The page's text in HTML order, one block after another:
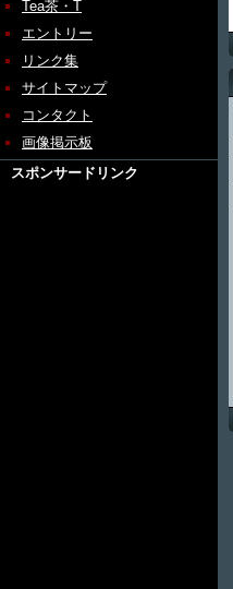
Tea茶・T
エントリー
リンク集
サイトマップ
コンタクト
画像掲示板
スポンサードリンク